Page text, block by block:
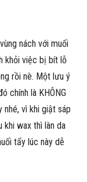
nách với muối
khỏi việc bị bít lỗ
rồi nè. Một lưu ý
chính là KHÔNG
nhé, vì khi giật sáp
khi wax thì làn da
tẩy lúc này dễ